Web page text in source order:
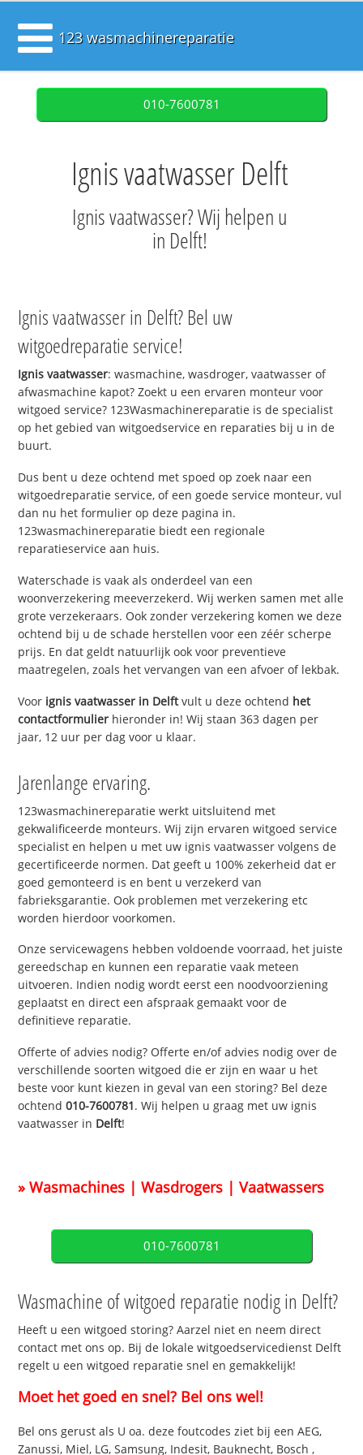
123 wasmachinereparatie
010-7600781
Ignis vaatwasser Delft
Ignis vaatwasser? Wij helpen u
in Delft!
Ignis vaatwasser in Delft? Bel uw
witgoedreparatie service!
Ignis vaatwasser: wasmachine, wasdroger, vaatwasser of
afwasmachine kapot? Zoekt u een ervaren monteur voor
witgoed service? 123Wasmachinereparatie is de specialist
op het gebied van witgoedservice en reparaties bij u in de
buurt.
Dus bent u deze ochtend met spoed op zoek naar een
witgoedreparatie service, of een goede service monteur, vul
dan nu het formulier op deze pagina in.
123wasmachinereparatie biedt een regionale
reparatieservice aan huis.
Waterschade is vaak als onderdeel van een
woonverzekering meeverzekerd. Wij werken samen met alle
grote verzekeraars. Ook zonder verzekering komen we deze
ochtend bij u de schade herstellen voor een zéér scherpe
prijs. En dat geldt natuurlijk ook voor preventieve
maatregelen, zoals het vervangen van een afvoer of lekbak.
Voor ignis vaatwasser in Delftvult u deze ochtend het
contactformulier hieronder in! Wij staan 363 dagen per
jaar, 12 uur per dag voor u klaar.
Jarenlange ervaring.
123wasmachinereparatie werkt uitsluitend met
gekwalificeerde monteurs. Wij zijn ervaren witgoed service
specialist en helpen u met uw ignis vaatwasser volgens de
gecertificeerde normen. Dat geeft u 100% zekerheid dat er
goed gemonteerd is en bent u verzekerd van
fabrieksgarantie. Ook problemen met verzekering etc
worden hierdoor voorkomen.
Onze servicewagens hebben voldoende voorraad, het juiste
gereedschap en kunnen een reparatie vaak meteen
uitvoeren. Indien nodig wordt eerst een noodvoorziening
geplaatst en direct een afspraak gemaakt voor de
definitieve reparatie.
Offerte of advies nodig? Offerte en/of advies nodig over de
verschillende soorten witgoed die er zijn en waar u het
beste voor kunt kiezen in geval van een storing? Bel deze
ochtend010-7600781. Wij helpen u graag met uw ignis
vaatwasser in Delft!
» Wasmachines | Wasdrogers | Vaatwassers
010-7600781
Wasmachine of witgoed reparatie nodig in Delft?
Heeft u een witgoed storing? Aarzel niet en neem direct
contact met ons op. Bij de lokale witgoedservicedienst Delft
regelt u een witgoed reparatie snel en gemakkelijk!
Moet het goed en snel? Bel ons wel!
Bel ons gerust als U oa. deze foutcodes ziet bij een AEG,
Zanussi, Miel, LG, Samsung, Indesit, Bauknecht, Bosch ,